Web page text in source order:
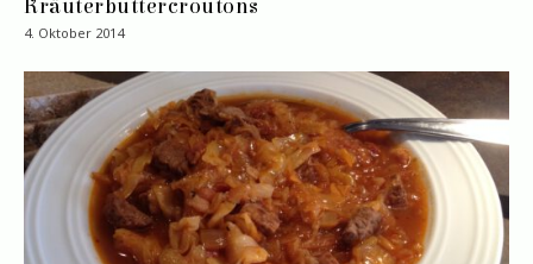
Kräuterbuttercroutons
4. Oktober 2014